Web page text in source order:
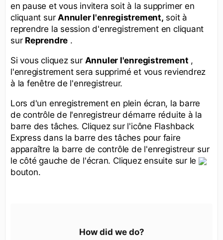
en pause et vous invitera soit à la supprimer en
cliquant surAnnuler l'enregistrement, soit à
reprendre la session d'enregistrement en cliquant
sur Reprendre .
Si vous cliquez sur Annuler l'enregistrement ,
l'enregistrement sera supprimé et vous reviendrez
à la fenêtre de l'enregistreur.
Lors d'un enregistrement en plein écran, la barre
de contrôle de l'enregistreur démarre réduite à la
barre des tâches. Cliquez sur l'icône Flashback
Express dans la barre des tâches pour faire
apparaître la barre de contrôle de l'enregistreur sur
le côté gauche de l'écran. Cliquez ensuite sur le
bouton.
How did we do?